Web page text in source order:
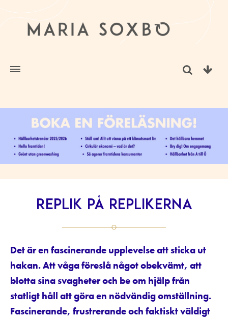
Replik på replikerna
Det är en fascinerande upplevelse att sticka ut
hakan. Att våga föreslå något obekvämt, att
blotta sina svagheter och be om hjälp från
statligt håll att göra en nödvändig omställning.
Fascinerande, frustrerande och faktiskt väldigt